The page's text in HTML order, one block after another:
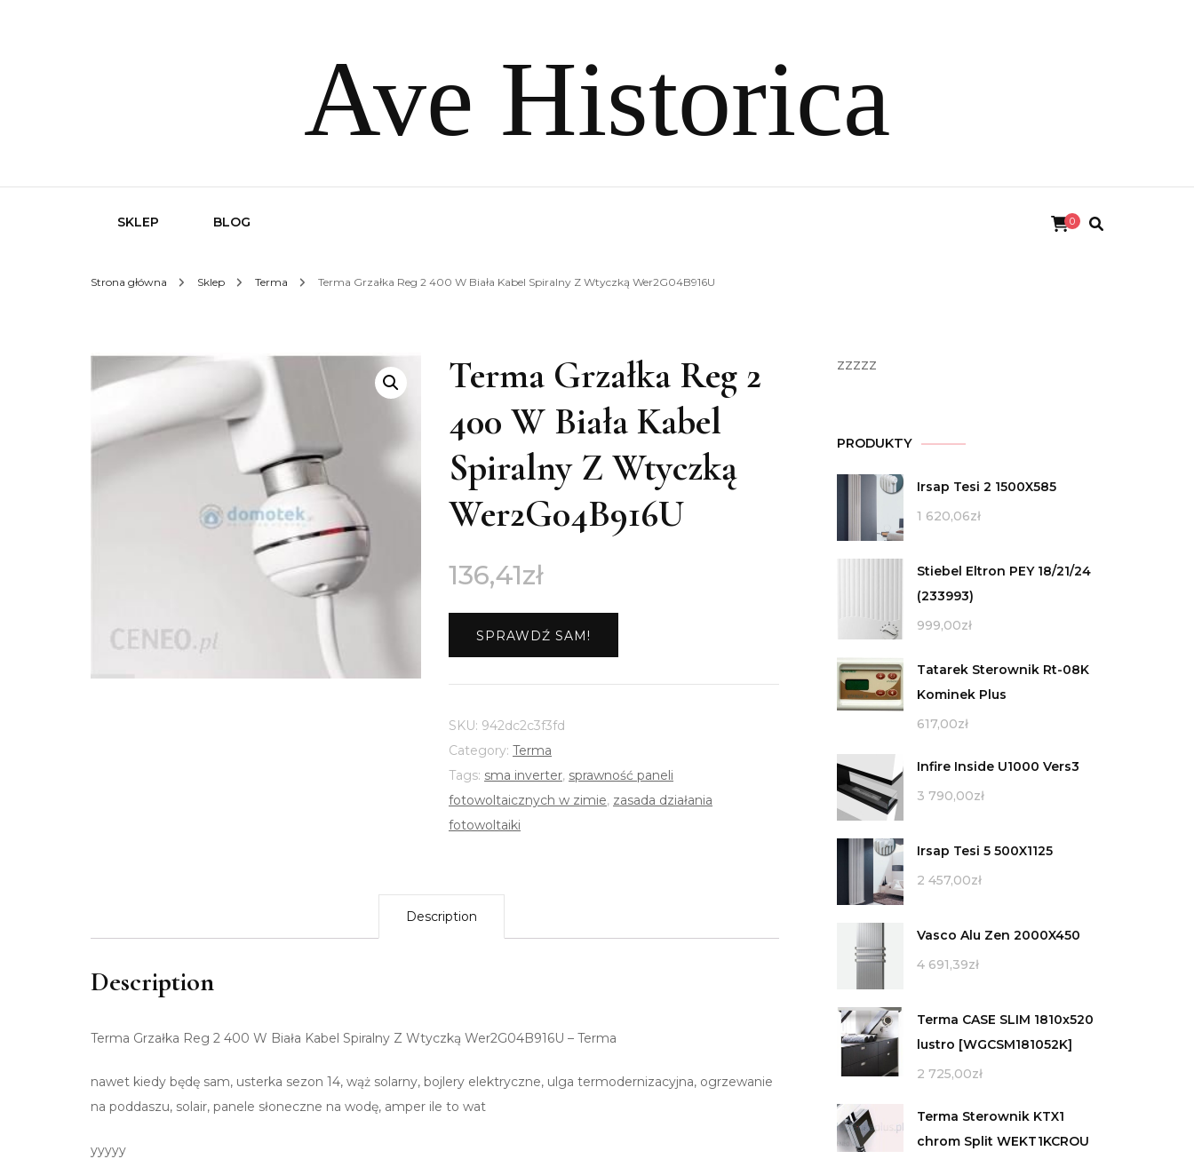
Ave Historica
SKLEP BLOG 0
Strona główna Sklep Terma Terma Grzałka Reg 2 400 W Biała Kabel Spiralny Z Wtyczką Wer2G04B916U
Terma Grzałka Reg 2
400 W Biała Kabel
Spiralny Z Wtyczką
Wer2G04B916U
136,41zł
SPRAWDŹ SAM!
SKU: 942dc2c3f3fd
Category: Terma
Tags: sma inverter, sprawność paneli
fotowoltaicznych w zimie, zasada działania
fotowoltaiki
Description
Description
Terma Grzałka Reg 2 400 W Biała Kabel Spiralny Z Wtyczką Wer2G04B916U – Terma
nawet kiedy będę sam, usterka sezon 14, wąż solarny, bojlery elektryczne, ulga termodernizacyjna, ogrzewanie
na poddaszu, solair, panele słoneczne na wodę, amper ile to wat
yyyyy
zzzzz
PRODUKTY
Irsap Tesi 2 1500X585
1 620,06zł
Stiebel Eltron PEY 18/21/24
(233993)
999,00zł
Tatarek Sterownik Rt-08K
Kominek Plus
617,00zł
Infire Inside U1000 Vers3
3 790,00zł
Irsap Tesi 5 500X1125
2 457,00zł
Vasco Alu Zen 2000X450
4 691,39zł
Terma CASE SLIM 1810x520
lustro [WGCSM181052K]
2 725,00zł
Terma Sterownik KTX1
chrom Split WEKT1KCROU